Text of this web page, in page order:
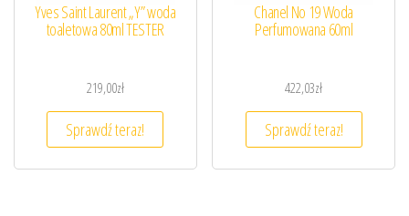
Yves Saint Laurent „Y” woda
toaletowa 80ml TESTER
219,00zł
Sprawdź teraz!
Chanel No 19 Woda
Perfumowana 60ml
422,03zł
Sprawdź teraz!